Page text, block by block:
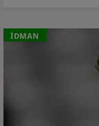
İDMAN